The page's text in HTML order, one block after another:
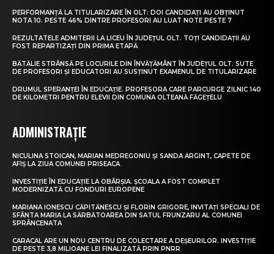
PERFORMANȚĂ LA TITULARIZARE ÎN OLT: DOI CANDIDAȚI AU OBȚINUT
NOTA 10. PESTE 46% DINTRE PROFESORI AU LUAT NOTE PESTE 7
REZULTATELE ADMITERII LA LICEU ÎN JUDEȚUL OLT. TOȚI CANDIDAȚII AU
FOST REPARTIZAȚI DIN PRIMA ETAPĂ
BĂTĂLIE STRÂNSĂ PE LOCURILE DIN ÎNVĂȚĂMÂNT ÎN JUDEȚUL OLT. SUTE
DE PROFESORI ȘI EDUCATORI AU SUSȚINUT EXAMENUL DE TITULARIZARE
DRUMUL SPERANȚEI ÎN EDUCAȚIE. PROFESORA CARE PARCURGE ZILNIC 140
DE KILOMETRI PENTRU ELEVII DIN COMUNA OLTEANĂ FĂGEȚELU
ADMINISTRAȚIE
NICULINA STOICAN, MARIAN MEDREGONIU ȘI SANDA ARGINT, CAPETE DE
AFIȘ LA ZIUA COMUNEI PRISEACA
INVESTIȚIE ÎN EDUCAȚIE LA OBÂRȘIA. ȘCOALA A FOST COMPLET
MODERNIZATĂ CU FONDURI EUROPENE
MARIANA IONESCU CĂPITĂNESCU ȘI FLORIN GRIGORE, INVITAȚI SPECIALI DE
SFÂNTA MARIA LA SĂRBĂTOAREA DIN SATUL FRUNZARU AL COMUNEI
SPRÂNCENATA
CARACAL ARE UN NOU CENTRU DE COLECTARE A DEȘEURILOR. INVESTIȚIE
DE PESTE 3,8 MILIOANE LEI FINALIZATĂ PRIN PNRR